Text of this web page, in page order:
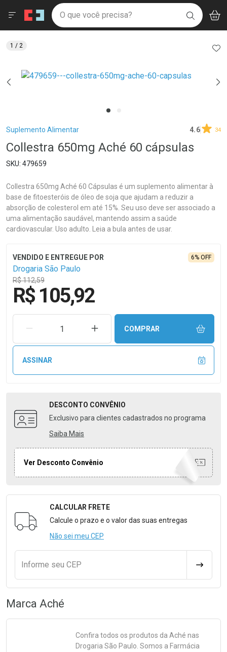
Drogaria São Paulo
Ir direto para a home
pela página
Ir direto para o conteúdo
Ir direto para a busca
Ir direto para a conta
Ir direto para a notificações
Ir direto para o carrinho
Faça a sua busca
O que você precisa? BUSCAR
Menu
Breadcrumb
Suplemento Alimentar 4.6 34
Collestra 650mg Aché 60 cápsulas
479659
Collestra 650mg Aché 60 Cápsulas é um suplemento alimentar à
base de fitoesteróis de óleo de soja que ajudam a reduzir a
absorção de colesterol em até 15%. Seu uso deve ser associado a
uma alimentação saudável, mantendo assim a saúde
cardiovascular. Uso adulto. Leia a bula antes de usar.
Drogaria São Paulo
R$ 112,59
6% OFF
R$ 105,92
REMOVER UMA UNIDADEAUMENTAR UMA UNIDADE
COMPRAR
ASSINAR
DESCONTO CONVÊNIO
Exclusivo para clientes cadastrados no programa
Saiba Mais
Ver Desconto Convênio
Formulário para Calcular o Frete
CALCULAR FRETE
Calcule o prazo e o valor das suas entregas
Não sei meu CEP
Informe seu CEP
1 / 2
Marca Aché
Confira todos os produtos da Aché nas
Drogaria São Paulo. Somos a Farmácia